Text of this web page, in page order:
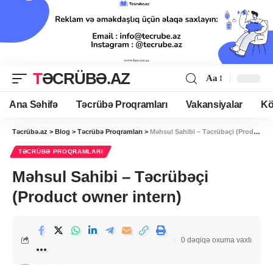
TƏCRÜBƏ.AZ Aa
Ana Səhifə Təcrübə Proqramları Vakansiyalar
Təcrübə.az > Blog > Təcrübə Proqramları > Məhsul Sahibi – Təcrübəçi (Product owner intern)
TƏCRÜBƏ PROQRAMLARI
Məhsul Sahibi – Təcrübəçi
(Product owner intern)
0 dəqiqə oxuma vaxtı